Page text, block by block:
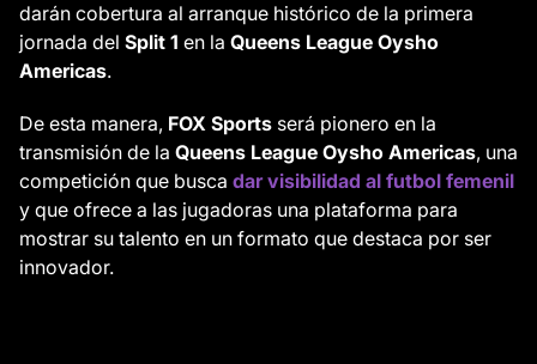
darán cobertura al arranque histórico de la primera
jornada del Split 1 en la Queens League Oysho
Americas.
De esta manera, FOX Sports será pionero en la
transmisión de la Queens League Oysho Americas, una
competición que busca dar visibilidad al futbol femenil
y que ofrece a las jugadoras una plataforma para
mostrar su talento en un formato que destaca por ser
innovador.